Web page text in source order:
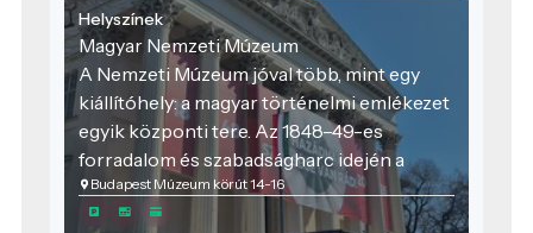
Helyszínek
Magyar Nemzeti Múzeum
A Nemzeti Múzeum jóval több, mint egy
kiállítóhely: a magyar történelmi emlékezet
egyik központi tere. Az 1848–49-es
forradalom és szabadságharc idején a
múzeum előtti tér és a Múzeumkert fontos
politikai és közösségi helyszín volt, az
Budapest Múzeum körút 14-16